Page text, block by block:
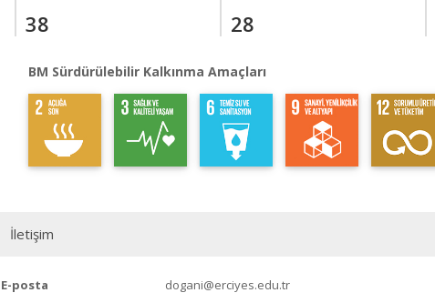
38 28
BM Sürdürülebilir Kalkınma Amaçları
İletişim
E-posta
dogani@erciyes.edu.tr